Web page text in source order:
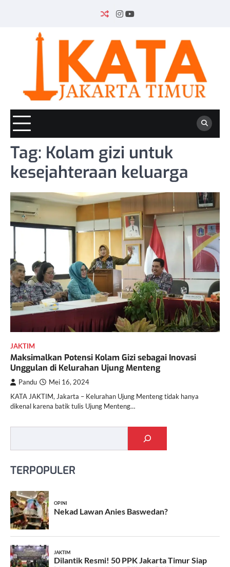
INSTAGRAM
YOUTUBE
Tag: Kolam gizi untuk
kesejahteraan keluarga
JAKTIM
Maksimalkan Potensi Kolam Gizi sebagai Inovasi
Unggulan di Kelurahan Ujung Menteng
Pandu Mei 16, 2024
KATA JAKTIM, Jakarta – Kelurahan Ujung Menteng tidak hanya
dikenal karena batik tulis Ujung Menteng…
TERPOPULER